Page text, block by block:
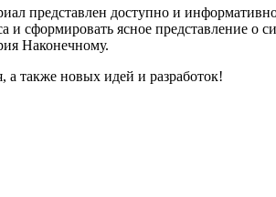
представлен доступно и
и сформировать ясное представление о
Наконечному.
также новых идей и разработок!